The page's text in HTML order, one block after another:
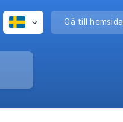
Gå till hemsida